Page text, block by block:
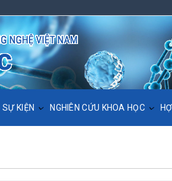
KIỆN NGHIÊN CỨU KHOA HỌC